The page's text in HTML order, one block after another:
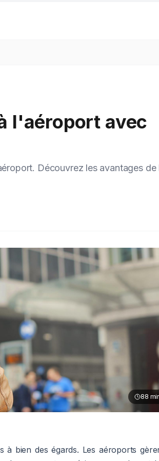
l'aéroport avec
Découvrez les avantages de
88
à bien des égards. Les aéroports